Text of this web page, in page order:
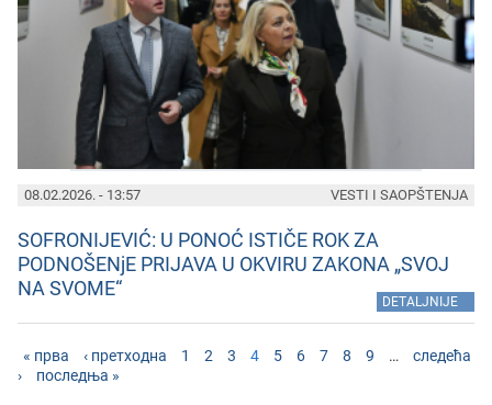
08.02.2026. - 13:57
SOFRONIJEVIĆ: U PONOĆ ISTIČE ROK ZA
PODNOŠENjE PRIJAVA U OKVIRU ZAKONA „SVOJ
NA SVOME“
DETALJNIJE
VESTI I SAOPŠTENJA
« прва ‹ претходна 1 2 3 4 5 6 7 8 9 …
следећа
›
последња »